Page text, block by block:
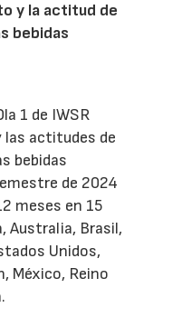
y la actitud de
bebidas
1 de IWSR
actitudes de
bebidas
de 2024
meses en 15
Australia, Brasil,
Unidos,
México, Reino